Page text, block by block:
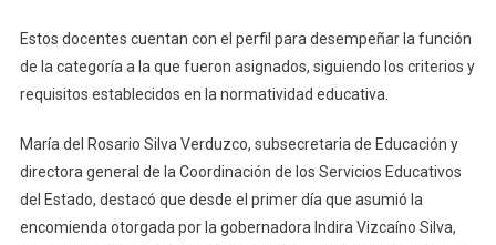
Estos docentes cuentan con el perfil para desempeñar la función
de la categoría a la que fueron asignados, siguiendo los criterios y
requisitos establecidos en la normatividad educativa.
María del Rosario Silva Verduzco, subsecretaria de Educación y
directora general de la Coordinación de los Servicios Educativos
del Estado, destacó que desde el primer día que asumió la
encomienda otorgada por la gobernadora Indira Vizcaíno Silva,